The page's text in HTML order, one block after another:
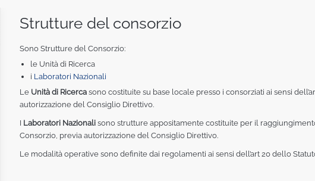
Strutture del consorzio
Sono Strutture del Consorzio:
le Unità di Ricerca
i Laboratori Nazionali
Le Unità di Ricerca sono costituite su base locale presso i consorziati ai sensi
autorizzazione del Consiglio Direttivo.
I Laboratori Nazionali sono strutture appositamente costituite per il
Consorzio, previa autorizzazione del Consiglio Direttivo.
Le modalità operative sono definite dai regolamenti ai sensi dell’art 20 dello